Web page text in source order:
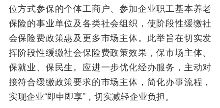
位方式参保的个体工商户、参加企业职工基本养老
保险的事业单位及各类社会组织，使阶段性缓缴社
会保险费政策惠及更多市场主体。此举旨在切实发
挥阶段性缓缴社会保险费政策效果，保市场主体、
保就业、保民生。应进一步优化经办服务，主动对
接符合缓缴政策要求的市场主体，简化办事流程，
实现企业“即申即享”，切实减轻企业负担。